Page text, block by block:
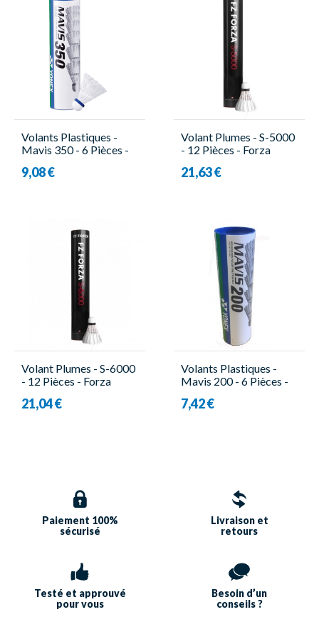
Volants Plastiques -
Mavis 350 - 6 Pièces -
9,08 €
Volant Plumes - S-5000
- 12 Pièces - Forza
21,63 €
Volant Plumes - S-6000
- 12 Pièces - Forza
21,04 €
Volants Plastiques -
Mavis 200 - 6 Pièces -
7,42 €
Paiement 100%
sécurisé
Livraison et
retours
Testé et approuvé
pour vous
Besoin d’un
conseils ?